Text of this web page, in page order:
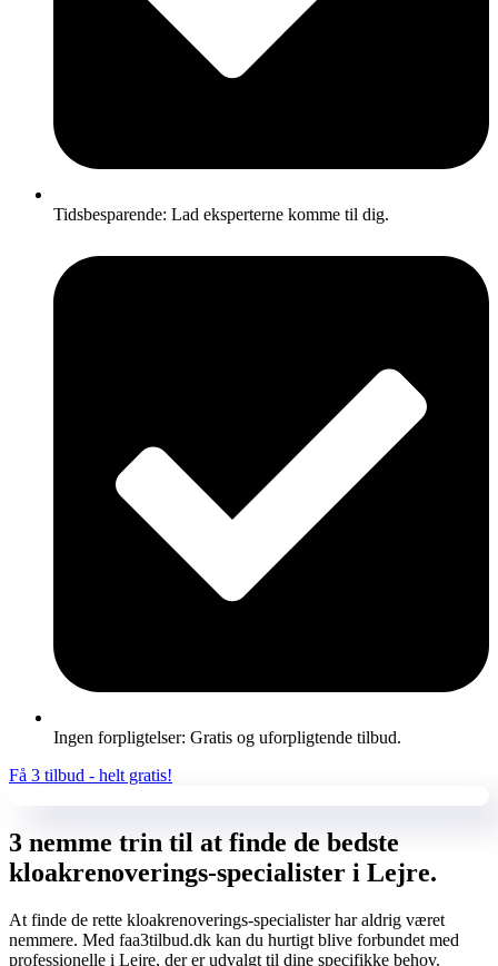
Tidsbesparende: Lad eksperterne komme til dig.
Ingen forpligtelser: Gratis og uforpligtende tilbud.
Få 3 tilbud - helt gratis!
3 nemme trin til at finde de bedste
kloakrenoverings-specialister i Lejre.
At finde de rette kloakrenoverings-specialister har aldrig været
nemmere. Med faa3tilbud.dk kan du hurtigt blive forbundet med
professionelle i Lejre, der er udvalgt til dine specifikke behov.